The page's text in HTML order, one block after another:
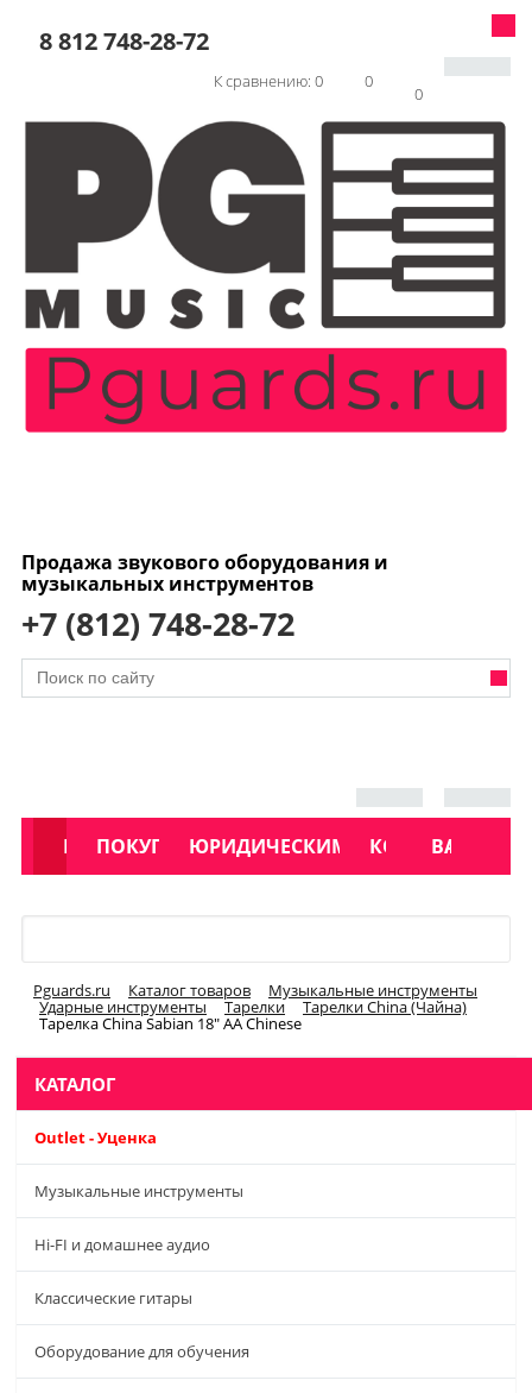
8 812 748-28-72
0
0
К сравнению: 0
Продажа звукового оборудования и
музыкальных инструментов
+7 (812) 748-28-72
АКЦИИ
КАТАЛОГ
ПОКУПАТЕЛЯМЮРИДИЧЕСКИМ ЛИЦАМКОНТАКТЫ
УСЛУГИ
Pguards.ru Каталог товаров Музыкальные инструменты
Ударные инструменты Тарелки Тарелки China (Чайна)
Тарелка China Sabian 18" AA Chinese
КАТАЛОГ
Outlet - Уценка
Музыкальные инструменты
Hi-FI и домашнее аудио
Классические гитары
Оборудование для обучения